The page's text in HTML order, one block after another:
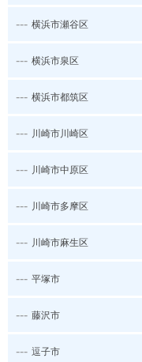
--- 横浜市瀬谷区
--- 横浜市泉区
--- 横浜市都筑区
--- 川崎市川崎区
--- 川崎市中原区
--- 川崎市多摩区
--- 川崎市麻生区
--- 平塚市
--- 藤沢市
--- 逗子市